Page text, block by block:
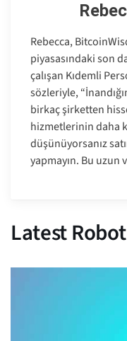
Rebecca,
piyasasındaki son
çalışan Kıdemli
sözleriyle,
birkaç şirketten
hizmetlerinin daha
düşünüyorsanız
yapmayın. Bu uzun
Latest